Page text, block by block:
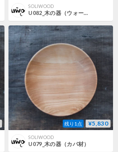
SOLIWOOD
U082_木の器（ウォールナット材）
残り1点 ¥5,830
SOLIWOOD
U079_木の器（カバ材）